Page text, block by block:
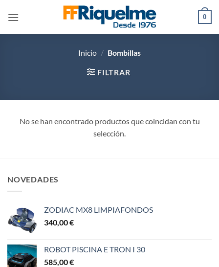
0
Inicio / Bombillas
FILTRAR
No se han encontrado productos que coincidan con tu
selección.
NOVEDADES
ZODIAC MX8 LIMPIAFONDOS
340,00€
ROBOT PISCINA E TRON I 30
585,00€